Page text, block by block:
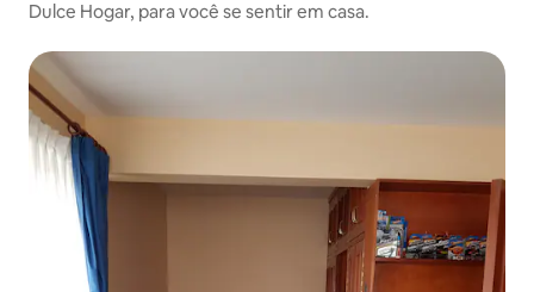
Dulce Hogar, para você se sentir em casa.